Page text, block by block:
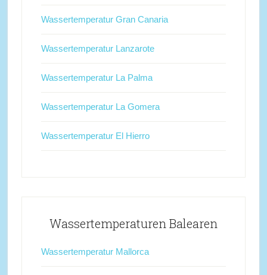
Wassertemperatur Gran Canaria
Wassertemperatur Lanzarote
Wassertemperatur La Palma
Wassertemperatur La Gomera
Wassertemperatur El Hierro
Wassertemperaturen Balearen
Wassertemperatur Mallorca